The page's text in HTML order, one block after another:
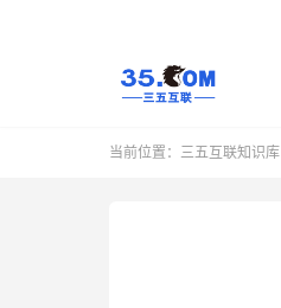
当前位置： 三五互联知识库